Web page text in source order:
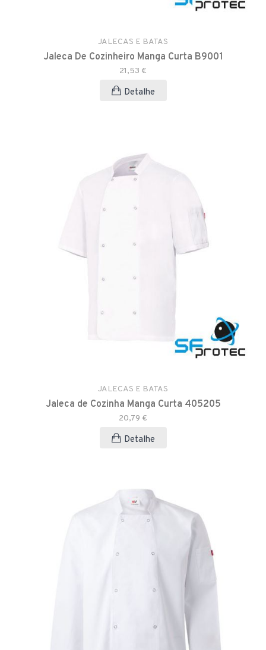
JALECAS E BATAS
Jaleca De Cozinheiro Manga Curta B9001
21,53 €
Detalhe
JALECAS E BATAS
Jaleca de Cozinha Manga Curta 405205
20,79 €
Detalhe